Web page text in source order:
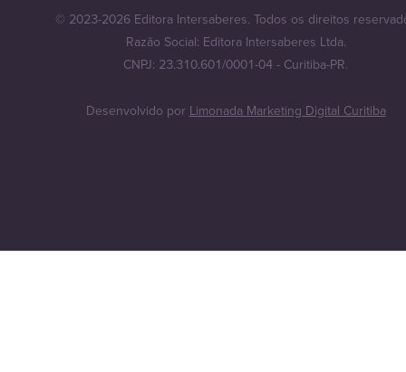
© 2023-2026 Editora Intersaberes. Todos os direitos
Razão Social: Editora Intersaberes Ltda.
CNPJ: 23.310.601/0001-04 - Curitiba-PR.
Desenvolvido por Limonada Marketing Digital Curitiba